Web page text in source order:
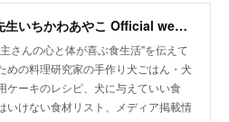
犬ごはん先生いちかわあやこ Official web site
さんの心と体が喜ぶ食生活"を伝えて
めの料理研究家の手作り犬ごはん・犬
ケーキのレシピ、犬に与えていい食
いけない食材リスト、メディア掲載情